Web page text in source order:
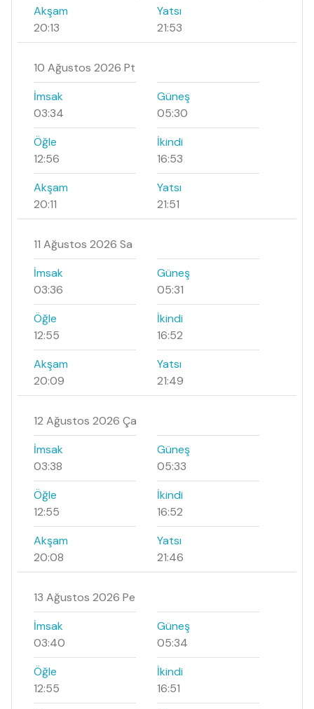
Akşam
20:13
Yatsı
21:53
10 Ağustos 2026 Pt
İmsak
03:34
Güneş
05:30
Öğle
12:56
İkindi
16:53
Akşam
20:11
Yatsı
21:51
11 Ağustos 2026 Sa
İmsak
03:36
Güneş
05:31
Öğle
12:55
İkindi
16:52
Akşam
20:09
Yatsı
21:49
12 Ağustos 2026 Ça
İmsak
03:38
Güneş
05:33
Öğle
12:55
İkindi
16:52
Akşam
20:08
Yatsı
21:46
13 Ağustos 2026 Pe
İmsak
03:40
Güneş
05:34
Öğle
12:55
İkindi
16:51